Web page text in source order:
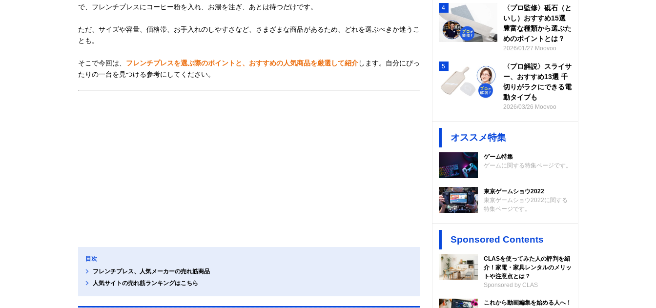
で、フレンチプレスにコーヒー粉を入れ、お湯を注ぎ、あとは待つだけです。
ただ、サイズや容量、価格帯、お手入れのしやすさなど、さまざまな商品があるため、どれを選ぶべきか迷うこ
とも。
そこで今回は、 フレンチプレスを選ぶ際のポイントと、おすすめの人気商品を厳選して紹介します。自分にぴっ
たりの一台を見つける参考にしてください。
目次
フレンチプレス、人気メーカーの売れ筋商品
人気サイトの売れ筋ランキングはこちら
4
〈プロ監修〉砥石（と
いし）おすすめ15選
豊富な種類から選ぶた
めのポイントとは？
2026/01/27 Moovoo
5
〈プロ解説〉スライサ
ー、おすすめ13選 千
切りがラクにできる電
動タイプも
2026/03/26 Moovoo
オススメ特集
ゲーム特集
ゲームに関する特集ページです。
東京ゲームショウ2022
東京ゲームショウ2022に関する
特集ページです。
Sponsored Contents
CLASを使ってみた人の評判を紹
介！家電・家具レンタルのメリッ
トや注意点とは？
Sponsored by CLAS
これから動画編集を始める人へ！